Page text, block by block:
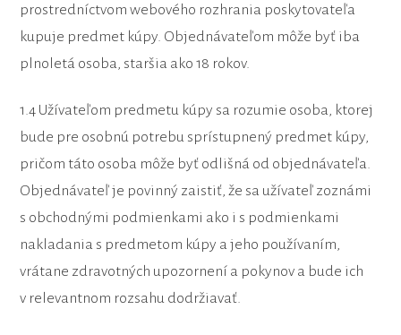
prostredníctvom webového rozhrania poskytovateľa
kupuje predmet kúpy. Objednávateľom môže byť iba
plnoletá osoba, staršia ako 18 rokov.
1.4 Užívateľom predmetu kúpy sa rozumie osoba, ktorej
bude pre osobnú potrebu sprístupnený predmet kúpy,
pričom táto osoba môže byť odlišná od objednávateľa.
Objednávateľ je povinný zaistiť, že sa užívateľ zoznámi
s obchodnými podmienkami ako i s podmienkami
nakladania s predmetom kúpy a jeho používaním,
vrátane zdravotných upozornení a pokynov a bude ich
v relevantnom rozsahu dodržiavať.